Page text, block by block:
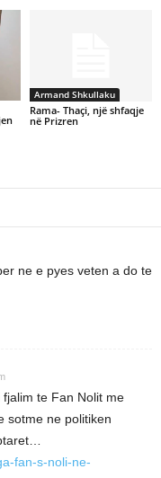
Armand Shkullaku
Rama- Thaçi, një shfaqje
në Prizren
ne e pyes veten a do te
te Fan Nolit me
sotme ne politiken
fan-s-noli-ne-